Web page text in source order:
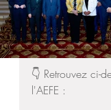
Le Conseil
lieu deux fois
(Actualisation
👇 Retrouvez ci-
l'AEFE :